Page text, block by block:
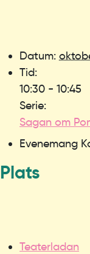
Datum:
Tid:
10:30 - 10:45
Serie:
Sagan om
Evenemang
Plats
Teaterladan